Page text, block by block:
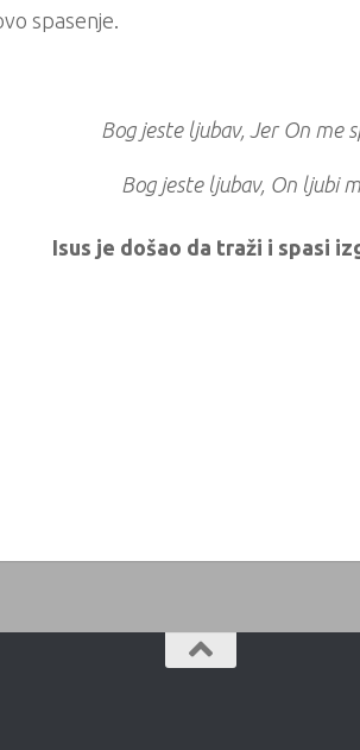
spasenje.
Bog jeste ljubav, Jer On me
Bog jeste ljubav, On ljubi
Isus je došao da traži i spasi